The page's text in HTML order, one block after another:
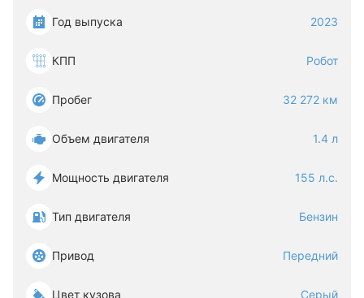
Год выпуска 2023
КПП Робот
Пробег 32 272 км
Объем двигателя 1.4 л
Мощность двигателя 155 л.с.
Тип двигателя Бензин
Привод Передний
Цвет кузова Серый